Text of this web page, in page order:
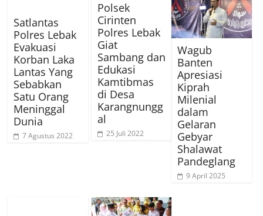
Satlantas
Polres Lebak
Evakuasi
Korban Laka
Lantas Yang
Sebabkan
Satu Orang
Meninggal
Dunia
7 Agustus 2022
Polsek
Cirinten
Polres Lebak
Giat
Sambang dan
Edukasi
Kamtibmas
di Desa
Karangnungg
al
25 Juli 2022
Wagub
Banten
Apresiasi
Kiprah
Milenial
dalam
Gelaran
Gebyar
Shalawat
Pandeglang
9 April 2025